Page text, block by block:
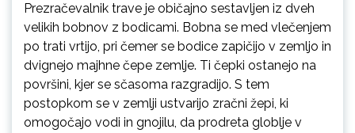
Prezračevalnik trave je običajno sestavljen iz dveh
velikih bobnov z bodicami. Bobna se med vlečenjem
po trati vrtijo, pri čemer se bodice zapičijo v zemljo in
dvignejo majhne čepe zemlje. Ti čepki ostanejo na
površini, kjer se sčasoma razgradijo. S tem
postopkom se v zemlji ustvarijo zračni žepi, ki
omogočajo vodi in gnojilu, da prodreta globlje v